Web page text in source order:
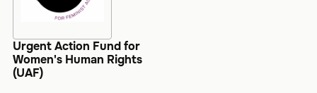
Urgent Action Fund for
Women's Human Rights
(UAF)